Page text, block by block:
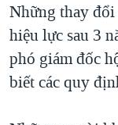
Những thay
hiệu lực sau 3
phó giám đốc
biết các quy